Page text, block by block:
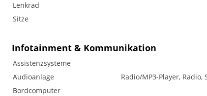
Lenkrad
Sitze
Infotainment & Kommunikation
Assistenzsysteme
Audioanlage
Radio/MP3-Player,
Bordcomputer